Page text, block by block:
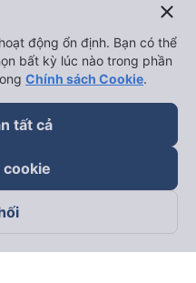
close
động ổn định. Bạn có thể
bất kỳ lúc nào trong phần
Chính sách Cookie.
tất cả
cookie